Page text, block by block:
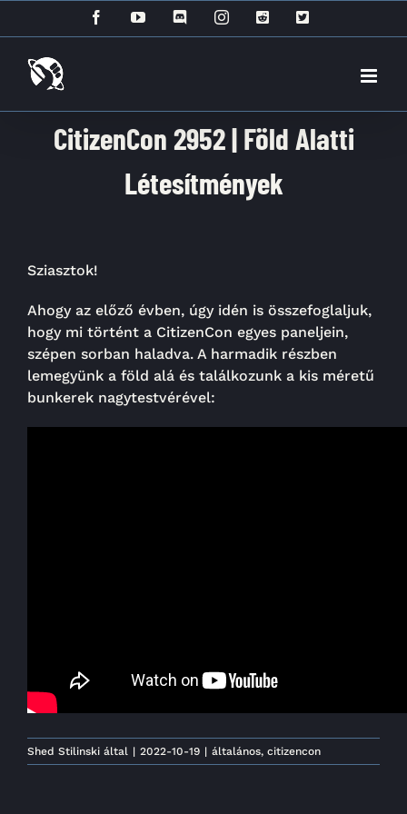
FacebookYouTube DiscordInstagramRedditX
CitizenCon 2952 | Föld Alatti
Létesítmények
Sziasztok!
Ahogy az előző évben, úgy idén is összefoglaljuk,
hogy mi történt a CitizenCon egyes paneljein,
szépen sorban haladva. A harmadik részben
lemegyünk a föld alá és találkozunk a kis méretű
bunkerek nagytestvérével:
Shed Stilinski által | 2022-10-19 | általános, citizencon